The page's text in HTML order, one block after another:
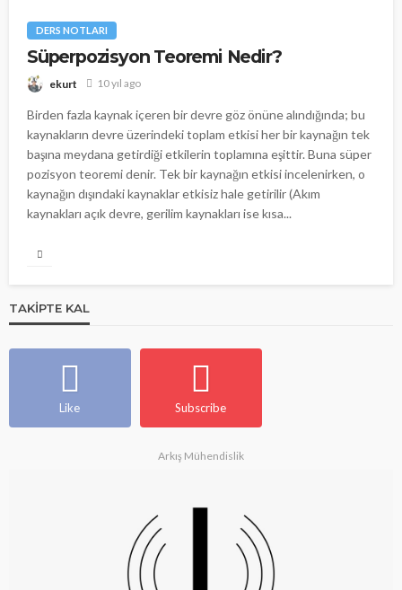
DERS NOTLARI
Süperpozisyon Teoremi Nedir?
ekurt 10 yıl ago
Birden fazla kaynak içeren bir devre göz önüne alındığında; bu
kaynakların devre üzerindeki toplam etkisi her bir kaynağın tek
başına meydana getirdiği etkilerin toplamına eşittir. Buna süper
pozisyon teoremi denir. Tek bir kaynağın etkisi incelenirken, o
kaynağın dışındaki kaynaklar etkisiz hale getirilir (Akım
kaynakları açık devre, gerilim kaynakları ise kısa...
TAKIPTE KAL
Like Subscribe
Arkış Mühendislik